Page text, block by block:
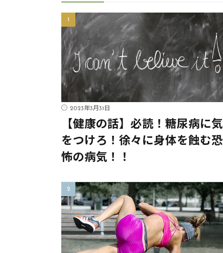
2023年3月31日
【健康の話】必読！糖尿病に気
をつけろ！徐々に身体を蝕む恐
怖の病気！！